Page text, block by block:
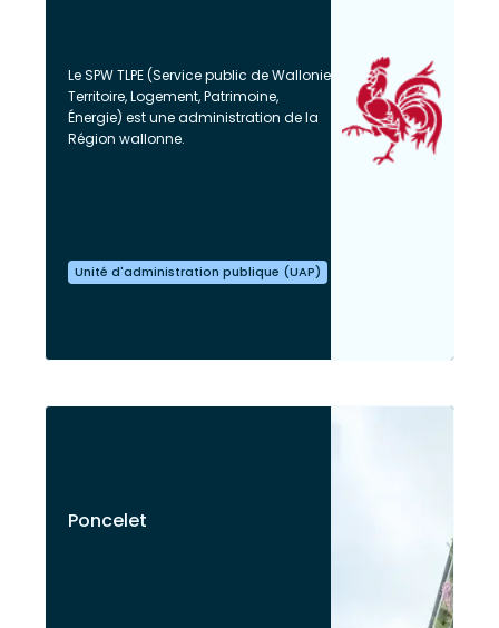
Le SPW TLPE (Service public de Wallonie
Territoire, Logement, Patrimoine,
Énergie) est une administration de la
Région wallonne.
Unité d'administration publique (UAP)
Poncelet